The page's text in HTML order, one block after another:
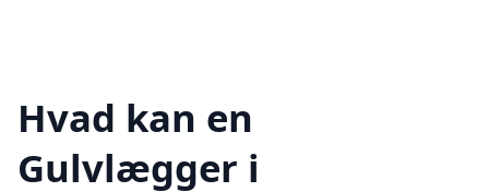
Hvad kan en
Gulvlægger i